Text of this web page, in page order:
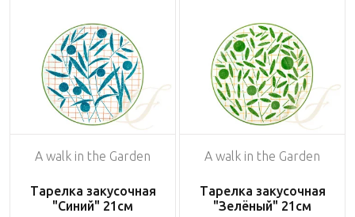
A walk in the Garden
Тарелка закусочная
"Синий" 21см
A walk in the Garden
Тарелка закусочная
"Зелёный" 21см